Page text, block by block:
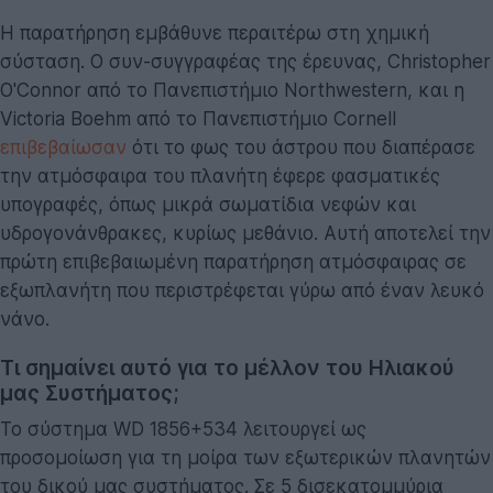
Η παρατήρηση εμβάθυνε περαιτέρω στη χημική
σύσταση. Ο συν-συγγραφέας της έρευνας, Christopher
O'Connor από το Πανεπιστήμιο Northwestern, και η
Victoria Boehm από το Πανεπιστήμιο Cornell
επιβεβαίωσαν ότι το φως του άστρου που διαπέρασε
την ατμόσφαιρα του πλανήτη έφερε φασματικές
υπογραφές, όπως μικρά σωματίδια νεφών και
υδρογονάνθρακες, κυρίως μεθάνιο. Αυτή αποτελεί την
πρώτη επιβεβαιωμένη παρατήρηση ατμόσφαιρας σε
εξωπλανήτη που περιστρέφεται γύρω από έναν λευκό
νάνο.
Τι σημαίνει αυτό για το μέλλον του Ηλιακού
μας Συστήματος;
Το σύστημα WD 1856+534 λειτουργεί ως
προσομοίωση για τη μοίρα των εξωτερικών πλανητών
του δικού μας συστήματος. Σε 5 δισεκατομμύρια